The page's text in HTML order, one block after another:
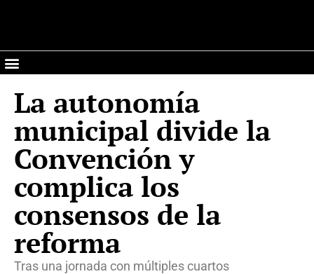
La autonomía
municipal divide la
Convención y
complica los
consensos de la
reforma
Tras una jornada con múltiples cuartos